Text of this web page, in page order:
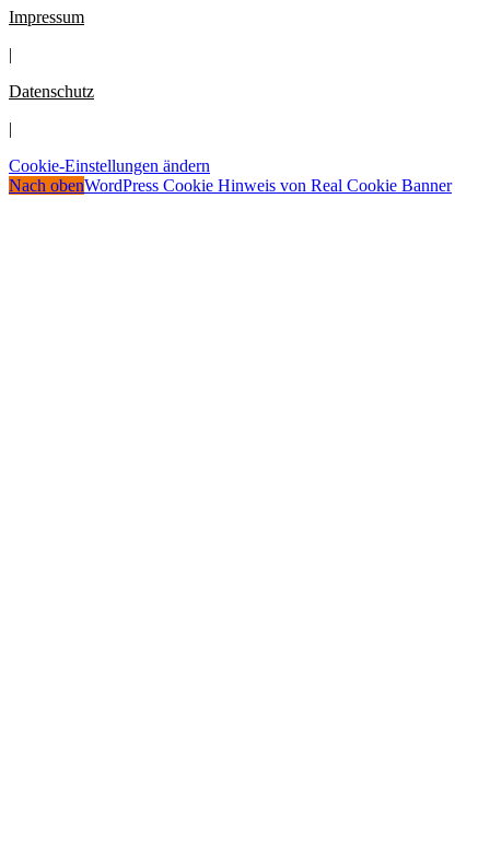
Impressum
|
Datenschutz
|
Cookie-Einstellungen ändern
Nach obenWordPress Cookie Hinweis von Real Cookie Banner